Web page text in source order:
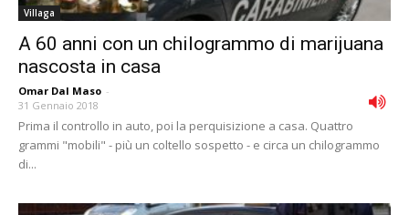
Villaga
A 60 anni con un chilogrammo di marijuana
nascosta in casa
Omar Dal Maso -
31 Gennaio 2018
Prima il controllo in auto, poi la perquisizione a casa. Quattro
grammi "mobili" - più un coltello sospetto - e circa un chilogrammo
di...